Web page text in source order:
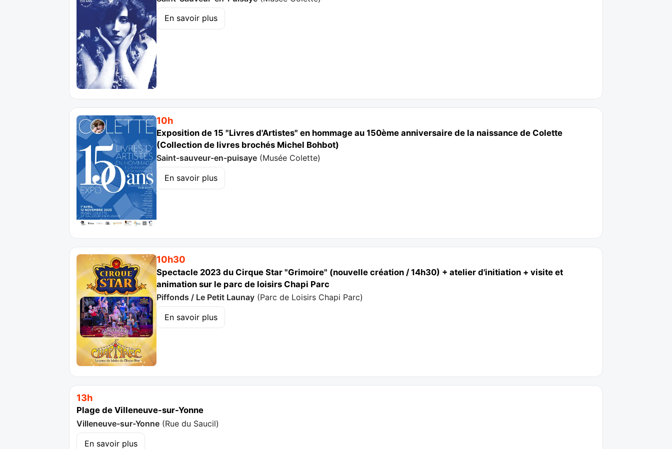
En savoir plus
10h
Exposition de 15 "Livres d'Artistes" en hommage au 150ème anniversaire de la naissance de Colette
(Collection de livres brochés Michel Bohbot)
Saint-sauveur-en-puisaye (Musée Colette)
En savoir plus
10h30
Spectacle 2023 du Cirque Star "Grimoire" (nouvelle création / 14h30) + atelier d'initiation + visite et
animation sur le parc de loisirs Chapi Parc
Piffonds / Le Petit Launay (Parc de Loisirs Chapi Parc)
En savoir plus
13h
Plage de Villeneuve-sur-Yonne
Villeneuve-sur-Yonne (Rue du Saucil)
En savoir plus